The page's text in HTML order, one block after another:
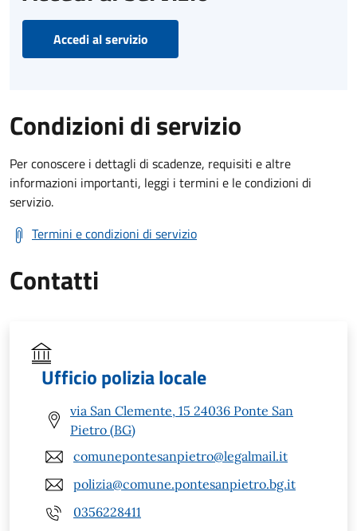
Accedi al servizio
Condizioni di servizio
Per conoscere i dettagli di scadenze, requisiti e altre
informazioni importanti, leggi i termini e le condizioni di
servizio.
Termini e condizioni di servizio
Contatti
Ufficio polizia locale
via San Clemente, 15 24036 Ponte San
Pietro (BG)
comunepontesanpietro@legalmail.it
polizia@comune.pontesanpietro.bg.it
0356228411